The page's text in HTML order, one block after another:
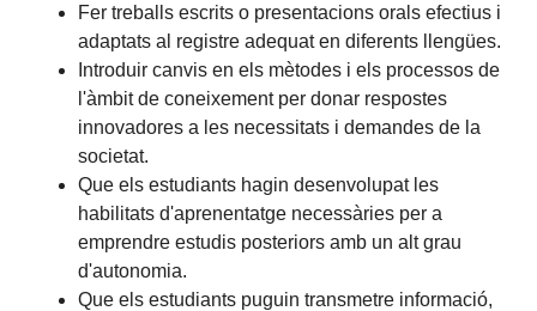
Fer treballs escrits o presentacions orals efectius i
adaptats al registre adequat en diferents llengües.
Introduir canvis en els mètodes i els processos de
l'àmbit de coneixement per donar respostes
innovadores a les necessitats i demandes de la
societat.
Que els estudiants hagin desenvolupat les
habilitats d'aprenentatge necessàries per a
emprendre estudis posteriors amb un alt grau
d'autonomia.
Que els estudiants puguin transmetre informació,